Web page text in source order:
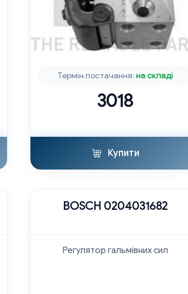
Термін постачання:на складі
3018
Купити
BOSCH 0204031682
Регулятор гальмівних сил